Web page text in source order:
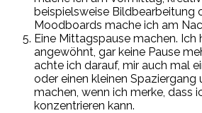
beispielsweise Bildbearbeitung
Moodboards mache ich am
Eine Mittagspause machen. Ich
angewöhnt, gar keine Pause
achte ich darauf, mir auch mal
oder einen kleinen Spaziergang
machen, wenn ich merke, dass
konzentrieren kann.